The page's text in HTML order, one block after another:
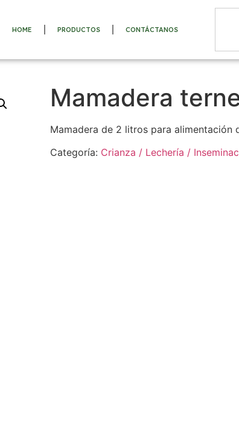
HOME PRODUCTOS CONTÁCTANOS
Mamadera
Mamadera de 2 litros para alimentación
Categoría: Crianza / Lechería /